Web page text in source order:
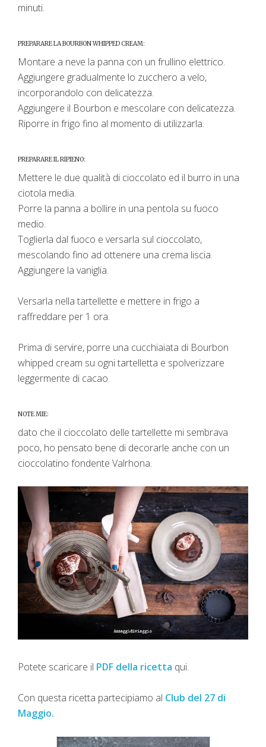
minuti.
PREPARARE LA BOURBON WHIPPED CREAM:
Montare a neve la panna con un frullino elettrico.
Aggiungere gradualmente lo zucchero a velo,
incorporandolo con delicatezza.
Aggiungere il Bourbon e mescolare con delicatezza.
Riporre in frigo fino al momento di utilizzarla.
PREPARARE IL RIPIENO:
Mettere le due qualità di cioccolato ed il burro in una
ciotola media.
Porre la panna a bollire in una pentola su fuoco
medio.
Toglierla dal fuoco e versarla sul cioccolato,
mescolando fino ad ottenere una crema liscia.
Aggiungere la vaniglia.
Versarla nella tartellette e mettere in frigo a
raffreddare per 1 ora.
Prima di servire, porre una cucchiaiata di Bourbon
whipped cream su ogni tartelletta e spolverizzare
leggermente di cacao.
NOTE MIE:
dato che il cioccolato delle tartellette mi sembrava
poco, ho pensato bene di decorarle anche con un
cioccolatino fondente Valrhona.
Potete scaricare il PDF della ricetta qui.
Con questa ricetta partecipiamo al Club del 27 di
Maggio.